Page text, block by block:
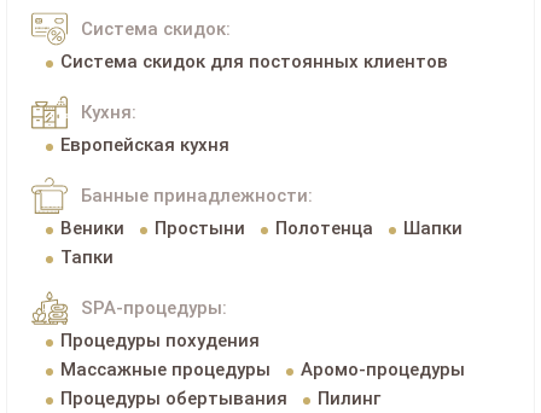
Система скидок:
Система скидок для постоянных клиентов
Кухня:
Европейская кухня
Банные принадлежности:
Веники
Простыни Полотенца
Шапки
Тапки
SPA-процедуры:
Процедуры похудения
Массажные процедуры
Аромо-процедуры
Процедуры обертывания
Пилинг